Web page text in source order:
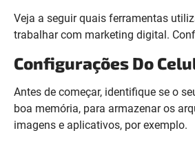
Veja a seguir quais ferramentas
trabalhar com marketing digital.
Configurações Do
Antes de começar, identifique se o
boa memória, para armazenar os
imagens e aplicativos, por exemplo.